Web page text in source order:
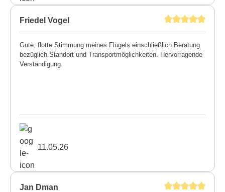
Friedel Vogel
Gute, flotte Stimmung meines Flügels einschließlich Beratung
bezüglich Standort und Transportmöglichkeiten. Hervorragende
Verständigung.
11.05.26
Jan Dman